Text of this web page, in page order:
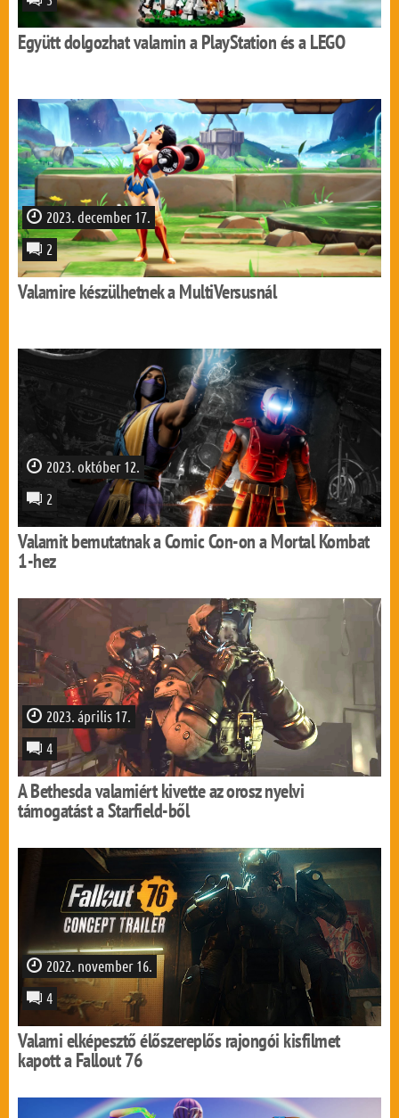
Együtt dolgozhat valamin a PlayStation és a LEGO
2023. december 17.
2
Valamire készülhetnek a MultiVersusnál
2023. október 12.
2
Valamit bemutatnak a Comic Con-on a Mortal Kombat
1-hez
2023. április 17.
4
A Bethesda valamiért kivette az orosz nyelvi
támogatást a Starfield-ből
2022. november 16.
4
Valami elképesztő élőszereplős rajongói kisfilmet
kapott a Fallout 76